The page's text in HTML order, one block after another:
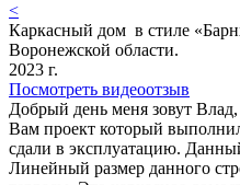
<
Каркасный дом в стиле
Воронежской области.
2023 г.
Посмотреть видеоотзыв
Добрый день меня зовут Влад,
Вам проект который
сдали в эксплуатацию.
Линейный размер данного